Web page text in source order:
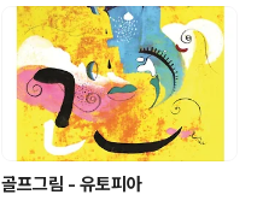
골프그림 - 유토피아